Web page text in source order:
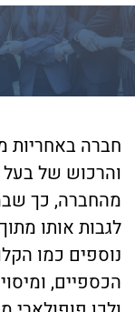
חברה באחריות
והרכוש של בעל
מהחברה, כך
נוספים כמו
הכספיים,